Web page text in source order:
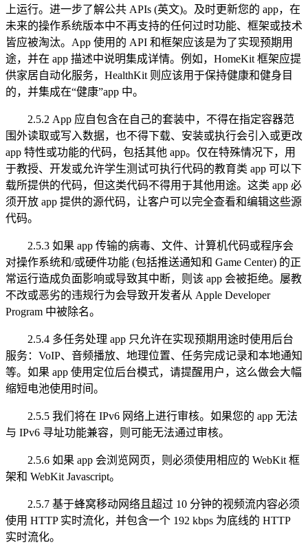
上运行。进一步了解公共 APIs (英文)。及时更新您的 app，在
未来的操作系统版本中不再支持的任何过时功能、框架或技术
皆应被淘汰。App 使用的 API 和框架应该是为了实现预期用
途，并在 app 描述中说明集成详情。例如，HomeKit 框架应提
供家居自动化服务，HealthKit 则应该用于保持健康和健身目
的，并集成在“健康”app 中。
2.5.2 App 应自包含在自己的套装中，不得在指定容器范
围外读取或写入数据，也不得下载、安装或执行会引入或更改
app 特性或功能的代码，包括其他 app。仅在特殊情况下，用
于教授、开发或允许学生测试可执行代码的教育类 app 可以下
载所提供的代码，但这类代码不得用于其他用途。这类 app 必
须开放 app 提供的源代码，让客户可以完全查看和编辑这些源
代码。
2.5.3 如果 app 传输的病毒、文件、计算机代码或程序会
对操作系统和/或硬件功能 (包括推送通知和 Game Center) 的正
常运行造成负面影响或导致其中断，则该 app 会被拒绝。屡教
不改或恶劣的违规行为会导致开发者从 Apple Developer
Program 中被除名。
2.5.4 多任务处理 app 只允许在实现预期用途时使用后台
服务：VoIP、音频播放、地理位置、任务完成记录和本地通知
等。如果 app 使用定位后台模式，请提醒用户，这么做会大幅
缩短电池使用时间。
2.5.5 我们将在 IPv6 网络上进行审核。如果您的 app 无法
与 IPv6 寻址功能兼容，则可能无法通过审核。
2.5.6 如果 app 会浏览网页，则必须使用相应的 WebKit 框
架和 WebKit Javascript。
2.5.7 基于蜂窝移动网络且超过 10 分钟的视频流内容必须
使用 HTTP 实时流化，并包含一个 192 kbps 为底线的 HTTP
实时流化。